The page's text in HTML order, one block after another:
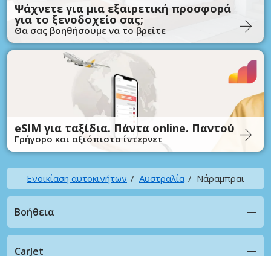
Ψάχνετε για μια εξαιρετική προσφορά
για το ξενοδοχείο σας;
Θα σας βοηθήσουμε να το βρείτε
eSIM για ταξίδια. Πάντα online. Παντού
Γρήγορο και αξιόπιστο ίντερνετ
Ενοικίαση αυτοκινήτων Αυστραλία Νάραμπραϊ
Βοήθεια
CarJet